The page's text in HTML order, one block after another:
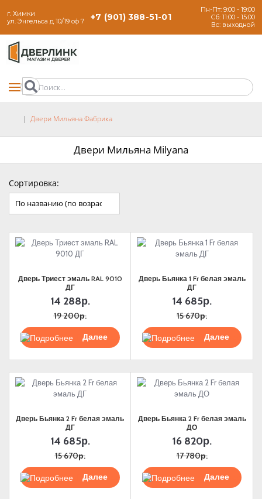
г. Химки
ул. Энгельса д 10/19 оф 7
+7 (901) 388-51-01
Пн-Пт: 9:00 - 19:00
Сб: 11:00 - 15:00
Вс: выходной
Двери Мильяна Фабрика
Двери Мильяна Milyana
Сортировка:
Дверь Триест эмаль RAL 9010
ДГ
14 288р.
19 200р.
Подробнее
Дверь Бьянка 1 Fr белая эмаль
ДГ
14 685р.
15 670р.
Подробнее
Дверь Бьянка 2 Fr белая эмаль
ДГ
14 685р.
15 670р.
Подробнее
Дверь Бьянка 2 Fr белая эмаль
ДО
16 820р.
17 780р.
Подробнее